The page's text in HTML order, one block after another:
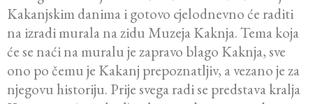
Kakanjskim danima i gotovo cjelodnevno će raditi
na izradi murala na zidu Muzeja Kaknja. Tema koja
će se naći na muralu je zapravo blago Kaknja, sve
ono po čemu je Kakanj prepoznatljiv, a vezano je za
njegovu historiju. Prije svega radi se predstava kralja